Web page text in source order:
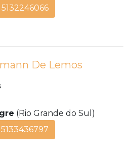
5132246066
De Lemos
(Rio Grande do Sul)
5133436797